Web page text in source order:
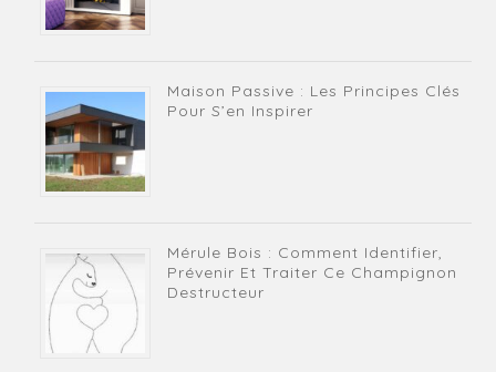
Maison Passive : Les Principes Clés
Pour S’en Inspirer
Mérule Bois : Comment Identifier,
Prévenir Et Traiter Ce Champignon
Destructeur